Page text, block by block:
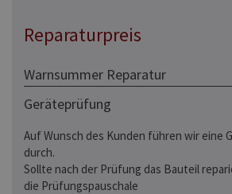
Reparaturpreis
Warnsummer Reparatur
Geräteprüfung
Auf Wunsch des Kunden führen wir eine
durch.
Sollte nach der Prüfung das Bauteil
die Prüfungspauschale